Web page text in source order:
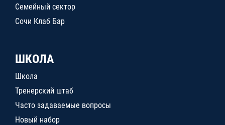
Семейный сектор
Сочи Клаб Бар
ШКОЛА
Школа
Тренерский штаб
Часто задаваемые вопросы
Новый набор